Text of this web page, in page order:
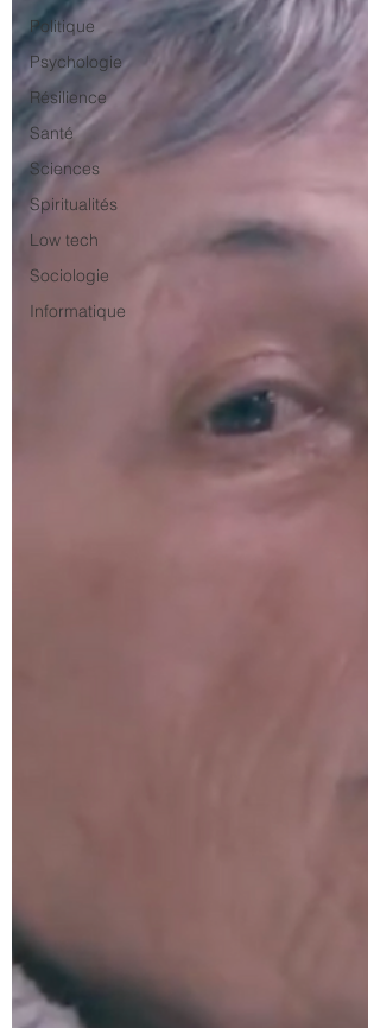
Politique
Psychologie
Résilience
Santé
Sciences
Spiritualités
Low tech
Sociologie
Informatique